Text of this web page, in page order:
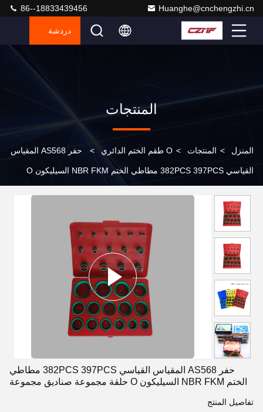
Huanghe@cnchengzhi.cn
86--18833439456
دردشة
المنتجات
المنزل > المنتجات > O طقم الختم الدائري > حفر AS568 المقياس
القياسي 382PCS 397PCS مطاطي الختم NBR FKM السيليكون O
حفر AS568 المقياس القياسي 382PCS 397PCS مطاطي
الختم NBR FKM السيليكون O حلقة مجموعة صناديق مجموعة
تفاصيل المنتج